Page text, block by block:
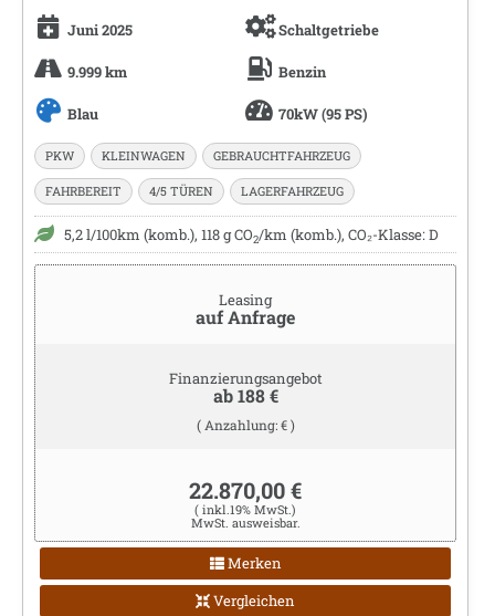
Juni 2025 Schaltgetriebe
9.999 km Benzin
Blau 70kW (95 PS)
PKW KLEINWAGEN GEBRAUCHTFAHRZEUG
FAHRBEREIT 4/5 TÜREN LAGERFAHRZEUG
5,2 l/100km (komb.), 118 g CO2/km (komb.), CO₂-Klasse: D
Leasing
auf Anfrage
Finanzierungsangebot
ab 188 €
( Anzahlung: € )
22.870,00 €
( inkl.19% MwSt.)
MwSt. ausweisbar.
Merken
Vergleichen